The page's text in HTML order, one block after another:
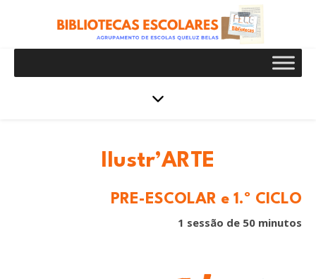
Ilustr’ARTE
PRÉ-ESCOLAR e 1.º CICLO
1 sessão de 50 minutos